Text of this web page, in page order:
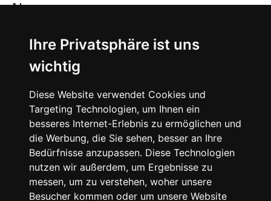
Ihre Privatsphäre ist uns
wichtig
Diese Website verwendet Cookies und
Targeting Technologien, um Ihnen ein
besseres Internet-Erlebnis zu ermöglichen und
die Werbung, die Sie sehen, besser an Ihre
Bedürfnisse anzupassen. Diese Technologien
nutzen wir außerdem, um Ergebnisse zu
messen, um zu verstehen, woher unsere
Besucher kommen oder um unsere Website
News
About
Instagram
Facebook
© 2024 SNEAKERᴰᴱ, All rights reserved.